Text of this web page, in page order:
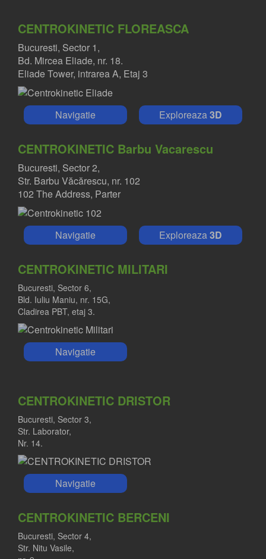
CENTROKINETIC FLOREASCA
Bucuresti, Sector 1,
Bd. Mircea Eliade, nr. 18.
Eliade Tower, intrarea A, Etaj 3
Navigatie Exploreaza3D
CENTROKINETIC Barbu Vacarescu
Bucuresti, Sector 2,
Str. Barbu Văcărescu, nr. 102
102 The Address, Parter
Navigatie Exploreaza3D
CENTROKINETIC MILITARI
Bucuresti, Sector 6,
Bld. Iuliu Maniu, nr. 15G,
Cladirea PBT, etaj 3.
Navigatie
CENTROKINETIC DRISTOR
Bucuresti, Sector 3,
Str. Laborator,
Nr. 14.
Navigatie
CENTROKINETIC BERCENI
Bucuresti, Sector 4,
Str. Nitu Vasile,